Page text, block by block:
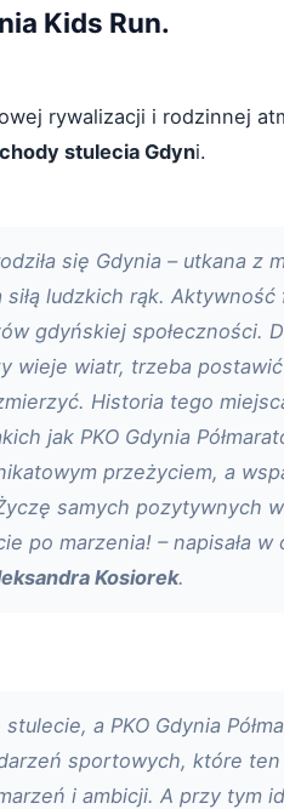
Kids Run.
rywalizacji i rodzinnej
stulecia Gdyni.
się Gdynia – utkana z
ludzkich rąk.
gdyńskiej społeczności.
wieje wiatr, trzeba
Historia tego
jak PKO Gdynia
przeżyciem, a
samych pozytywnych
po marzenia! – napisała
Kosiorek.
a PKO Gdynia
sportowych, które
i ambicji. A przy tym